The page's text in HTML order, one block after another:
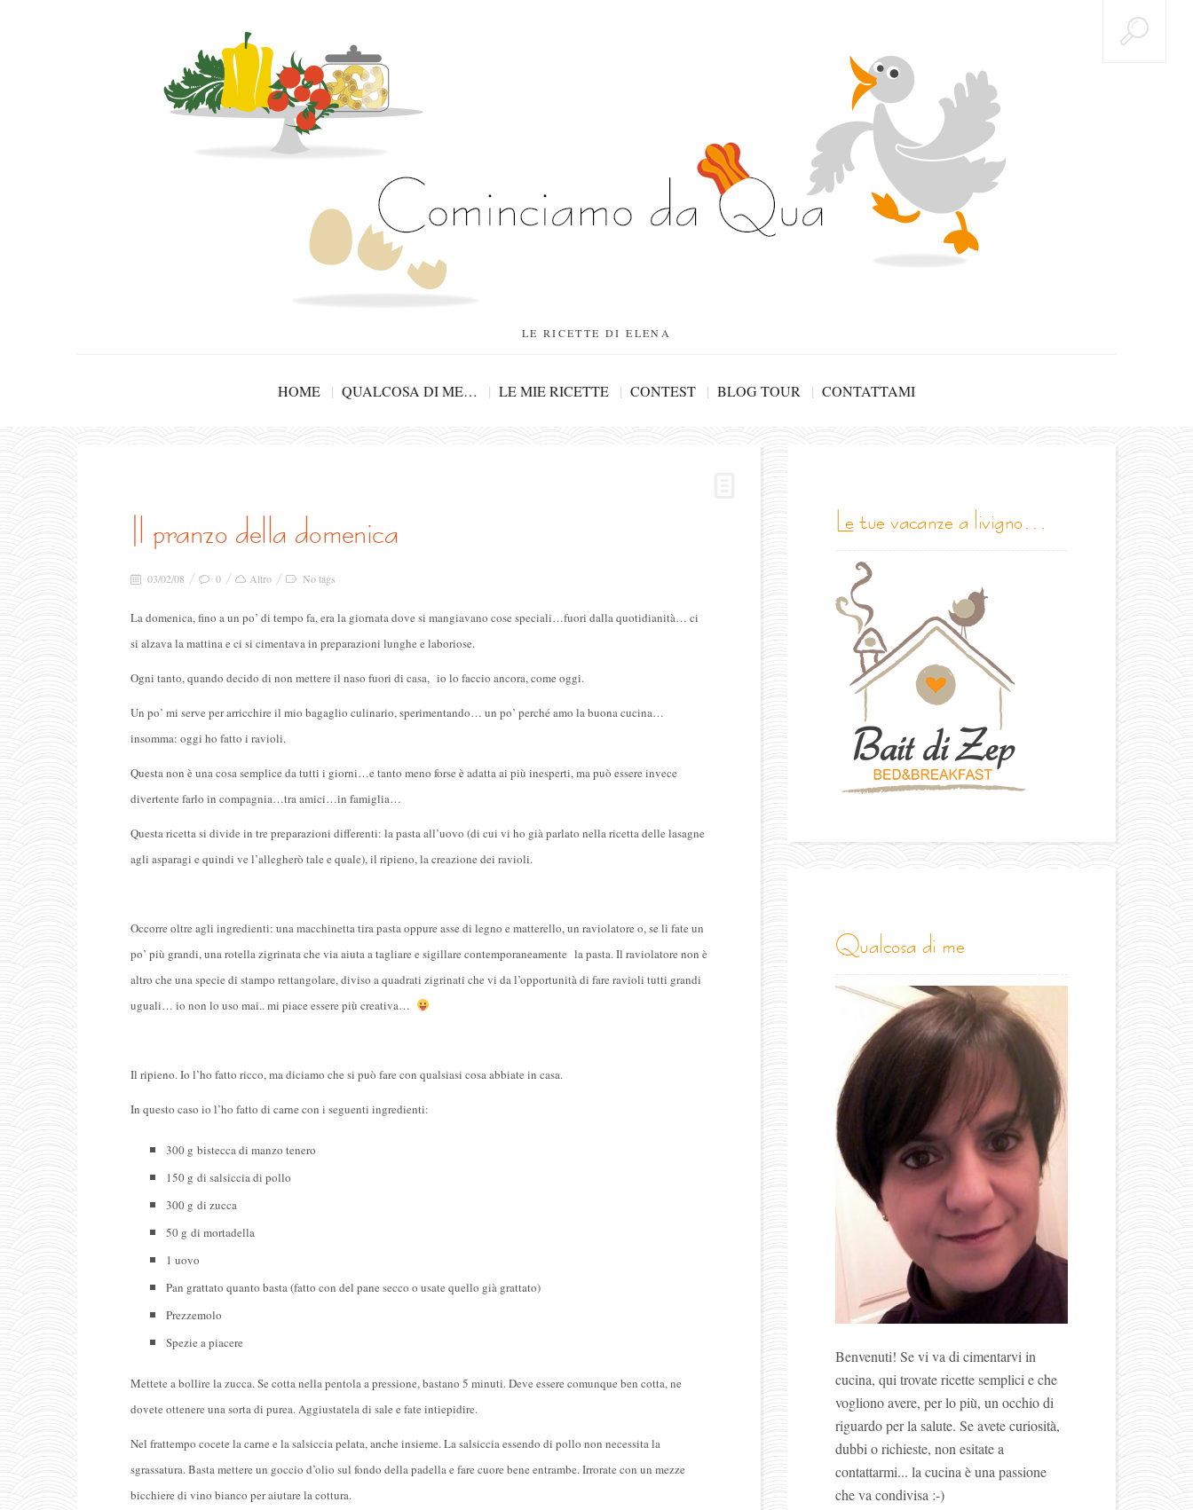
LE RICETTE DI ELENA
HOME QUALCOSA DI ME… LE MIE RICETTE CONTEST BLOG TOUR CONTATTAMI
il pranzo della domenica
03/02/08 0 Altro No tags
La domenica, fino a un po’ di tempo fa, era la giornata dove si mangiavano cose speciali…fuori dalla quotidianità… ci
si alzava la mattina e ci si cimentava in preparazioni lunghe e laboriose.
Ogni tanto, quando decido di non mettere il naso fuori di casa, io lo faccio ancora, come oggi.
Un po’ mi serve per arricchire il mio bagaglio culinario, sperimentando… un po’ perché amo la buona cucina…
insomma: oggi ho fatto i ravioli.
Questa non è una cosa semplice da tutti i giorni…e tanto meno forse è adatta ai più inesperti, ma può essere invece
divertente farlo in compagnia…tra amici…in famiglia…
Questa ricetta si divide in tre preparazioni differenti: la pasta all’uovo (di cui vi ho già parlato nella ricetta delle lasagne
agli asparagi e quindi ve l’allegherò tale e quale), il ripieno, la creazione dei ravioli.
Occorre oltre agli ingredienti: una macchinetta tira pasta oppure asse di legno e matterello, un raviolatore o, se li fate un
po’ più grandi, una rotella zigrinata che via aiuta a tagliare e sigillare contemporaneamente la pasta. Il raviolatore non è
altro che una specie di stampo rettangolare, diviso a quadrati zigrinati che vi da l’opportunità di fare ravioli tutti grandi
uguali… io non lo uso mai.. mi piace essere più creativa…
Il ripieno. Io l’ho fatto ricco, ma diciamo che si può fare con qualsiasi cosa abbiate in casa.
In questo caso io l’ho fatto di carne con i seguenti ingredienti:
300 g bistecca di manzo tenero
150 g di salsiccia di pollo
300 g di zucca
50 g di mortadella
1 uovo
Pan grattato quanto basta (fatto con del pane secco o usate quello già grattato)
Prezzemolo
Spezie a piacere
Mettete a bollire la zucca. Se cotta nella pentola a pressione, bastano 5 minuti. Deve essere comunque ben cotta, ne
dovete ottenere una sorta di purea. Aggiustatela di sale e fate intiepidire.
Nel frattempo cocete la carne e la salsiccia pelata, anche insieme. La salsiccia essendo di pollo non necessita la
sgrassatura. Basta mettere un goccio d’olio sul fondo della padella e fare cuore bene entrambe. Irrorate con un mezze
bicchiere di vino bianco per aiutare la cottura.
le tue vacanze a livigno…
qualcosa di me
Benvenuti! Se vi va di cimentarvi in
cucina, qui trovate ricette semplici e che
vogliono avere, per lo più, un occhio di
riguardo per la salute. Se avete curiosità,
dubbi o richieste, non esitate a
contattarmi... la cucina è una passione
che va condivisa :-)